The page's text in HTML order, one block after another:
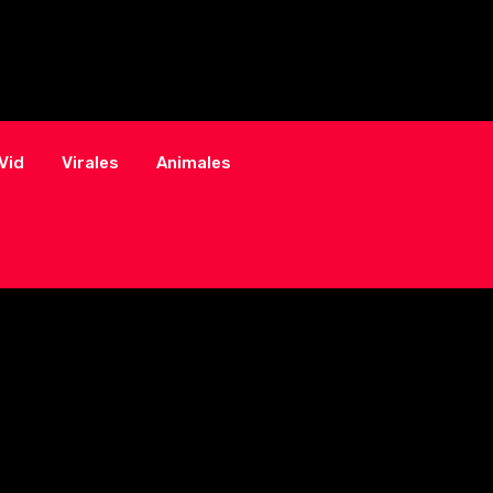
Virales Animales